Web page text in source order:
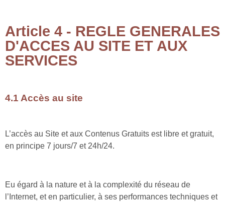
Article 4 - REGLE GENERALES
D'ACCES AU SITE ET AUX
SERVICES
4.1 Accès au site
L’accès au Site et aux Contenus Gratuits est libre et gratuit,
en principe 7 jours/7 et 24h/24.
Eu égard à la nature et à la complexité du réseau de
l’Internet, et en particulier, à ses performances techniques et